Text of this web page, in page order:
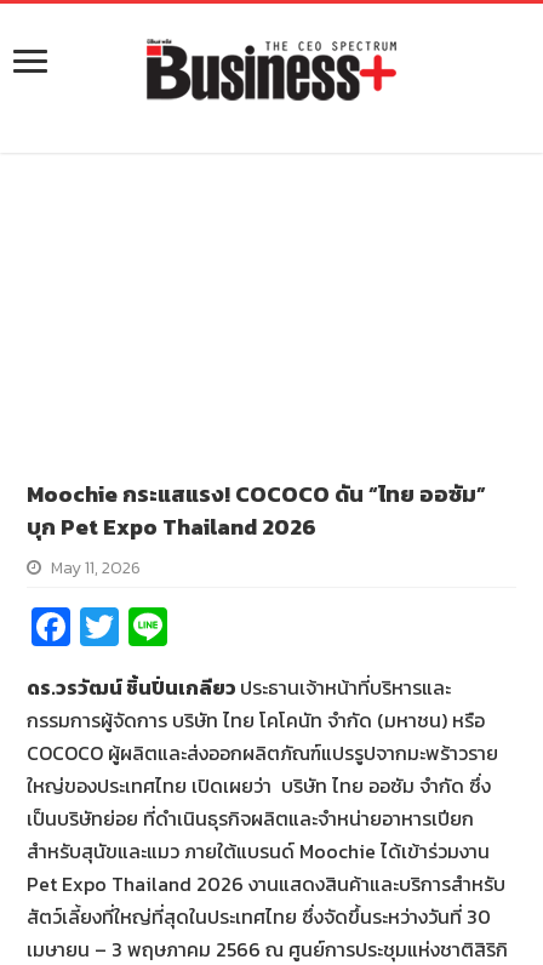
Moochie กระแสแรง! COCOCO ดัน “ไทย ออซัม”
บุก Pet Expo Thailand 2026
May 11, 2026
Fa
ce
b
o
o
k
T
wi
tt
er
e
ดร.วรวัฒน์ ชิ้นปิ่นเกลียว ประธานเจ้าหน้าที่บริหารและ
กรรมการผู้จัดการ บริษัท ไทย โคโคนัท จำกัด (มหาชน) หรือ
COCOCO ผู้ผลิตและส่งออกผลิตภัณฑ์แปรรูปจากมะพร้าวราย
ใหญ่ของประเทศไทย เปิดเผยว่า บริษัท ไทย ออซัม จำกัด ซึ่ง
เป็นบริษัทย่อย ที่ดำเนินธุรกิจผลิตและจำหน่ายอาหารเปียก
สำหรับสุนัขและแมว ภายใต้แบรนด์ Moochie ได้เข้าร่วมงาน
Pet Expo Thailand 2026 งานแสดงสินค้าและบริการสำหรับ
สัตว์เลี้ยงที่ใหญ่ที่สุดในประเทศไทย ซึ่งจัดขึ้นระหว่างวันที่ 30
เมษายน – 3 พฤษภาคม 2566 ณ ศูนย์การประชุมแห่งชาติสิริกิ